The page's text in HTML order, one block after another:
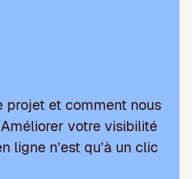
projet et comment nous
votre visibilité
ligne n’est qu’à un clic